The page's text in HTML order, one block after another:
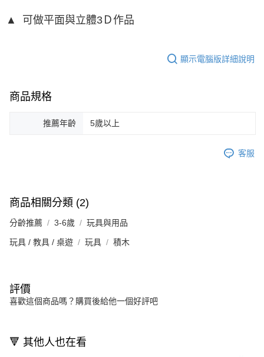
▲ 可做平面與立體3Ｄ作品
顯示電腦版詳細說明
商品規格
推薦年齡 5歲以上
客服
商品相關分類 (2)
分齡推薦 3-6歲 玩具與用品
玩具 / 教具 / 桌遊 玩具 積木
評價
喜歡這個商品嗎？購買後給他一個好評吧
🔻 其他人也在看